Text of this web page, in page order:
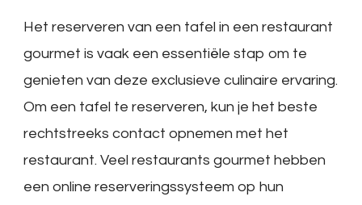
Het reserveren van een tafel in een restaurant
gourmet is vaak een essentiële stap om te
genieten van deze exclusieve culinaire ervaring.
Om een tafel te reserveren, kun je het beste
rechtstreeks contact opnemen met het
restaurant. Veel restaurants gourmet hebben
een online reserveringssysteem op hun